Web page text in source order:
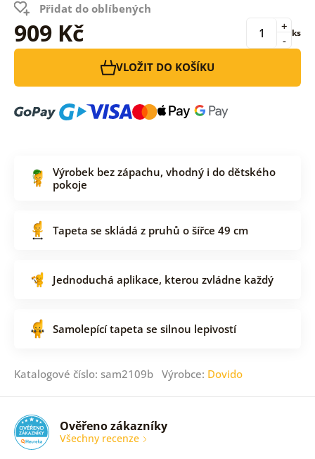
Přidat do oblíbených
909 Kč -
+ ks
VLOŽIT DO KOŠÍKU
Výrobek bez zápachu, vhodný i do dětského
pokoje
Tapeta se skládá z pruhů o šířce 49 cm
Jednoduchá aplikace, kterou zvládne každý
Samolepící tapeta se silnou lepivostí
Katalogové číslo: sam2109b Výrobce: Dovido
Ověřeno zákazníky
Všechny recenze